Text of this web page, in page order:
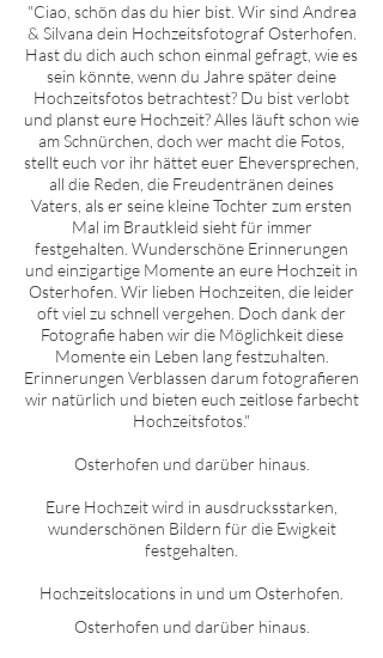
"Ciao, schön das du hier bist. Wir sind Andrea
& Silvana dein Hochzeitsfotograf Osterhofen
Hast du dich auch schon einmal gefragt, wie es
sein könnte, wenn du Jahre später deine
Hochzeitsfotos betrachtest? Du bist verlobt
und planst eure Hochzeit? Alles läuft schon wie
am Schnürchen, doch wer macht die Fotos,
stellt euch vor ihr hättet euer Eheversprechen,
all die Reden, die Freudentränen deines
Vaters, als er seine kleine Tochter zum ersten
Mal im Brautkleid sieht für immer
festgehalten. Wunderschöne Erinnerungen
und einzigartige Momente an eure Hochzeit in
Osterhofen . Wir lieben Hochzeiten, die leider
oft viel zu schnell vergehen. Doch dank der
Fotografie haben wir die Möglichkeit diese
Momente ein Leben lang festzuhalten.
Erinnerungen Verblassen darum fotografieren
wir natürlich und bieten euch zeitlose farbecht
Hochzeitsfotos."
Osterhofen und darüber hinaus.
Eure Hochzeit wird in ausdrucksstarken,
wunderschönen Bildern für die Ewigkeit
festgehalten.
Hochzeitslocations in und um Osterhofen
Osterhofen und darüber hinaus.